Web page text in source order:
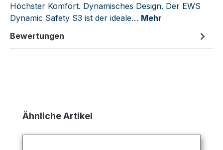
Höchster Komfort. Dynamisches Design. Der EWS
Dynamic Safety S3 ist der ideale… Mehr
Bewertungen
Produktgalerie überspringen
Ähnliche Artikel